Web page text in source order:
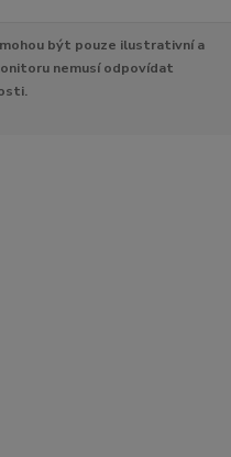
být pouze ilustrativní a
nemusí odpovídat